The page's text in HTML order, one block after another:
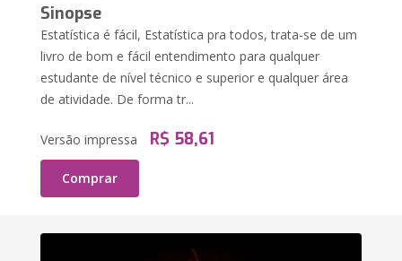
Sinopse
Estatística é fácil, Estatística pra todos, trata-se de um
livro de bom e fácil entendimento para qualquer
estudante de nível técnico e superior e qualquer área
de atividade. De forma tr...
Versão impressa R$ 58,61
Comprar